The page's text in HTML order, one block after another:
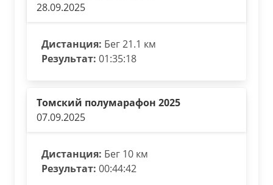
28.09.2025
Дистанция: Бег 21.1 км
Результат: 01:35:18
Томский полумарафон 2025
07.09.2025
Дистанция: Бег 10 км
Результат: 00:44:42